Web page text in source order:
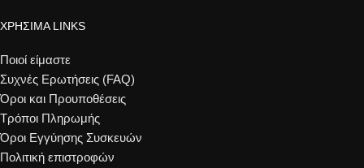
ΧΡΗΣΙΜΑ LINKS
Ποιοί είμαστε
Συχνές Ερωτήσεις (FAQ)
Όροι και Προυποθέσεις
Τρόποι Πληρωμής
Όροι Εγγύησης Συσκευών
Πολιτική επιστροφών